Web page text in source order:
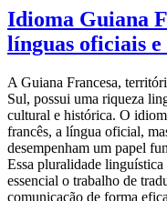
Idioma Guiana
línguas oficiais
A Guiana Francesa,
Sul, possui uma riqueza
cultural e histórica. O
francês, a língua oficial,
desempenham um papel
Essa pluralidade
essencial o trabalho de
comunicação de forma